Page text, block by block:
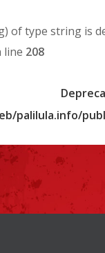
of type string is
line 208
palilula.info/